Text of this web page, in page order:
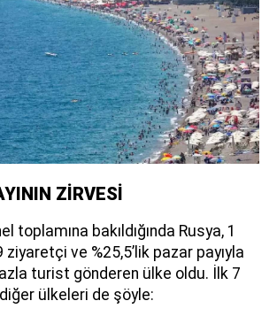
ZİRVESİ
toplamına bakıldığında Rusya, 1
ve %25,5’lik pazar payıyla
turist gönderen ülke oldu. İlk 7
diğer ülkeleri de şöyle: